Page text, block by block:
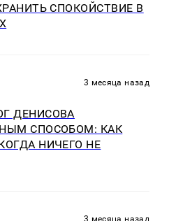
СПОКОЙСТВИЕ В
3 месяца назад
ДЕНИСОВА
СПОСОБОМ: КАК
НИЧЕГО НЕ